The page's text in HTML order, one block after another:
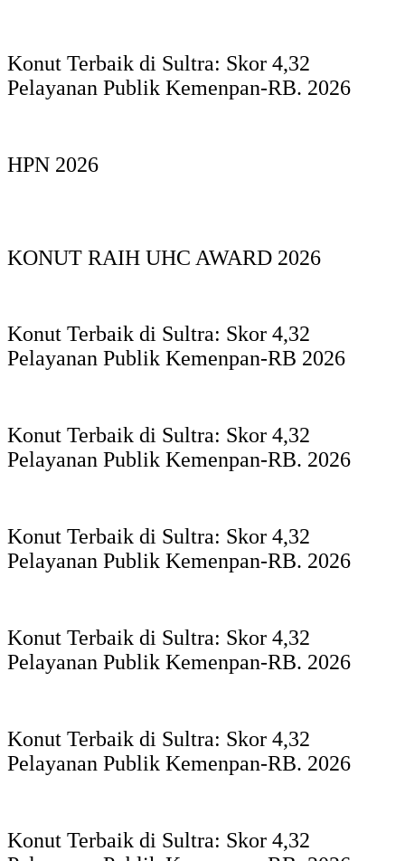
Konut Terbaik di Sultra: Skor 4,32
Pelayanan Publik Kemenpan-RB. 2026
HPN 2026
KONUT RAIH UHC AWARD 2026
Konut Terbaik di Sultra: Skor 4,32
Pelayanan Publik Kemenpan-RB 2026
Konut Terbaik di Sultra: Skor 4,32
Pelayanan Publik Kemenpan-RB. 2026
Konut Terbaik di Sultra: Skor 4,32
Pelayanan Publik Kemenpan-RB. 2026
Konut Terbaik di Sultra: Skor 4,32
Pelayanan Publik Kemenpan-RB. 2026
Konut Terbaik di Sultra: Skor 4,32
Pelayanan Publik Kemenpan-RB. 2026
Konut Terbaik di Sultra: Skor 4,32